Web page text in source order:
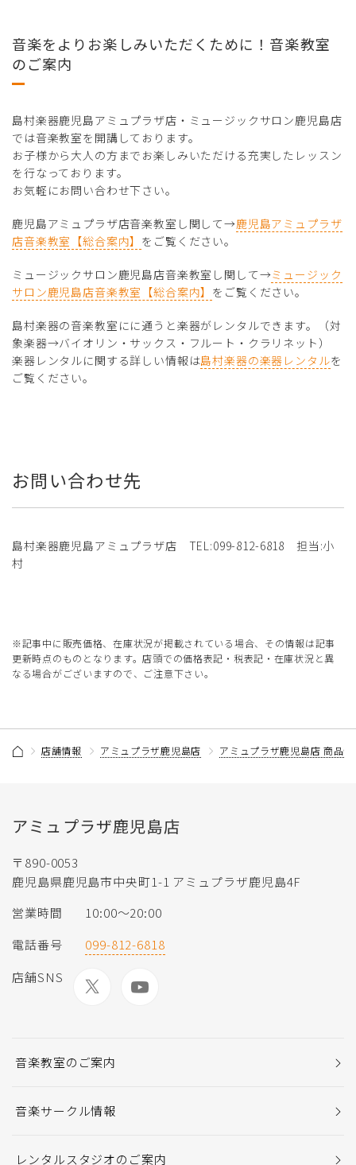
音楽をよりお楽しみいただくために！音楽教室
のご案内
島村楽器鹿児島アミュプラザ店・ミュージックサロン鹿児島店
では音楽教室を開講しております。
お子様から大人の方までお楽しみいただける充実したレッスン
を行なっております。
お気軽にお問い合わせ下さい。
鹿児島アミュプラザ店音楽教室し関して→鹿児島アミュプラザ
店音楽教室【総合案内】 をご覧ください。
ミュージックサロン鹿児島店音楽教室し関して→ミュージック
サロン鹿児島店音楽教室【総合案内】 をご覧ください。
島村楽器の音楽教室にに通うと楽器がレンタルできます。（対
象楽器→バイオリン・サックス・フルート・クラリネット）
楽器レンタルに関する詳しい情報は島村楽器の楽器レンタルを
ご覧ください。
お問い合わせ先
島村楽器鹿児島アミュプラザ店 TEL:099-812-6818 担当:小
村
※記事中に販売価格、在庫状況が掲載されている場合、その情報は記事
更新時点のものとなります。店頭での価格表記・税表記・在庫状況と異
なる場合がございますので、ご注意下さい。
店舗情報 アミュプラザ鹿児島店 アミュプラザ鹿児島店 商品
アミュプラザ鹿児島店
〒890-0053
鹿児島県鹿児島市中央町1-1 アミュプラザ鹿児島4F
営業時間
10:00～20:00
電話番号
099-812-6818
店舗SNS
音楽教室のご案内
音楽サークル情報
レンタルスタジオのご案内